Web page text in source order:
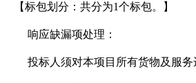
【标包划分：共分为1个标包。】
响应缺漏项处理：
投标人须对本项目所有货物及服